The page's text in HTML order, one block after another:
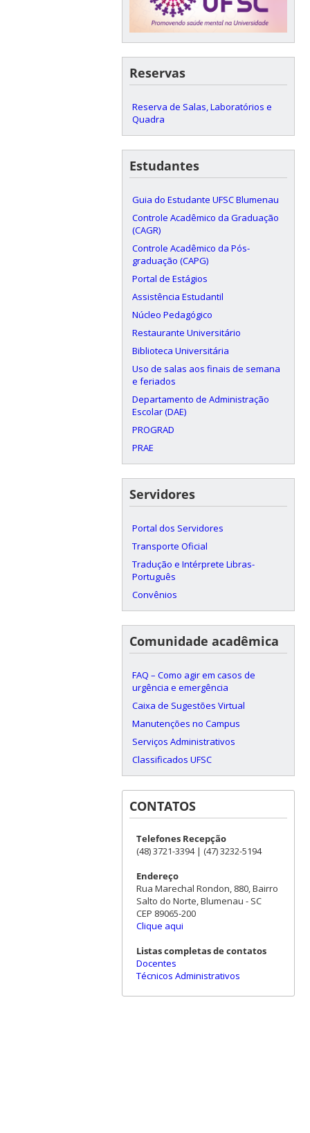
Reservas
Reserva de Salas, Laboratórios e
Quadra
Estudantes
Guia do Estudante UFSC Blumenau
Controle Acadêmico da Graduação
(CAGR)
Controle Acadêmico da Pós-
graduação (CAPG)
Portal de Estágios
Assistência Estudantil
Núcleo Pedagógico
Restaurante Universitário
Biblioteca Universitária
Uso de salas aos finais de semana
e feriados
Departamento de Administração
Escolar (DAE)
PROGRAD
PRAE
Servidores
Portal dos Servidores
Transporte Oficial
Tradução e Intérprete Libras-
Português
Convênios
Comunidade acadêmica
FAQ – Como agir em casos de
urgência e emergência
Caixa de Sugestões Virtual
Manutenções no Campus
Serviços Administrativos
Classificados UFSC
CONTATOS
Telefones Recepção
(48) 3721-3394 | (47) 3232-5194
Endereço
Rua Marechal Rondon, 880, Bairro
Salto do Norte, Blumenau - SC
CEP 89065-200
Clique aqui
Listas completas de contatos
Docentes
Técnicos Administrativos